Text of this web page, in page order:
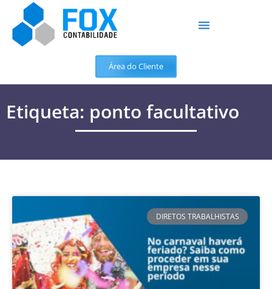
Área do Cliente
Etiqueta: ponto facultativo
DIRETOS TRABALHISTAS